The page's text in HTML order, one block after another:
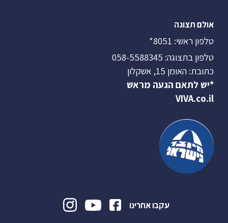
אולם תצוגה
טלפון ראשי: 8051*
טלפון בתצוגה: 058-5588345
כתובת: האומן 15, אשקלון
*יש לתאם הגעה מראש
VIVA.co.il
עקבו אחרינו